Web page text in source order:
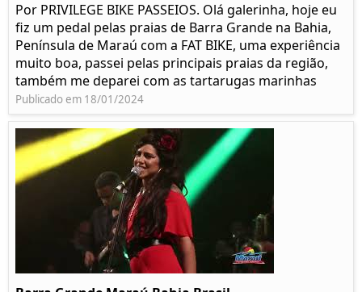
Por PRIVILEGE BIKE PASSEIOS. Olá galerinha, hoje eu
fiz um pedal pelas praias de Barra Grande na Bahia,
Península de Maraú com a FAT BIKE, uma experiência
muito boa, passei pelas principais praias da região,
também me deparei com as tartarugas marinhas
Publicado em 18/01/2024